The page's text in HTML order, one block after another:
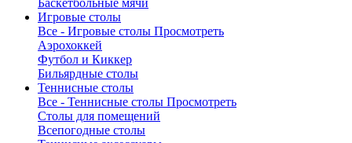
Баскетбольные мячи
Игровые столы
Все - Игровые столы Просмотреть
Аэрохоккей
Футбол и Киккер
Бильярдные столы
Теннисные столы
Все - Теннисные столы Просмотреть
Столы для помещений
Всепогодные столы